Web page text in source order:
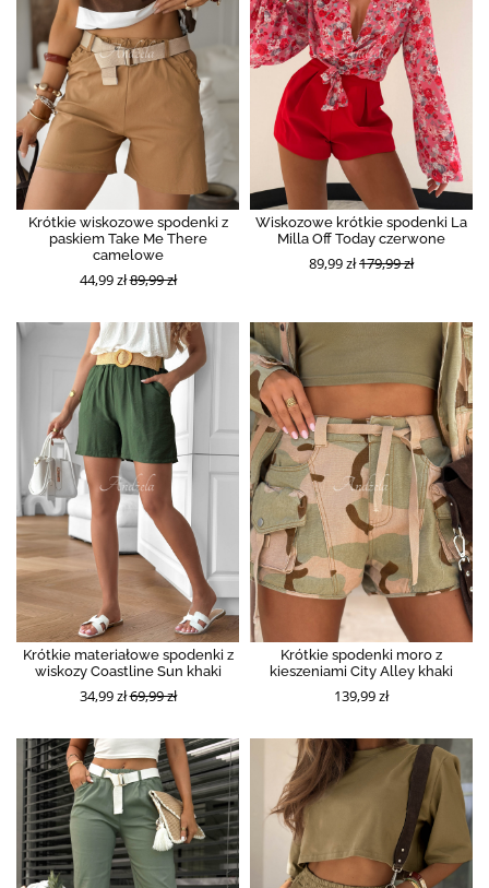
Krótkie wiskozowe spodenki z
paskiem Take Me There
camelowe
44,99 zł89,99 zł
Wiskozowe krótkie spodenki La
Milla Off Today czerwone
89,99 zł179,99 zł
Krótkie materiałowe spodenki z
wiskozy Coastline Sun khaki
34,99 zł69,99 zł
Krótkie spodenki moro z
kieszeniami City Alley khaki
139,99 zł